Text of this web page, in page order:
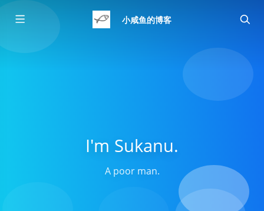
小咸鱼的博客
I'm Sukanu.
A poor man.